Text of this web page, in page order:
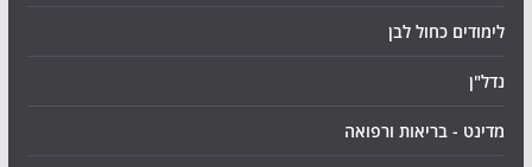
לימודים כחול לבן
נדל"ן
מדינט - בריאות ורפואה